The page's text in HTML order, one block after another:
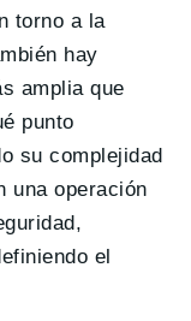
torno a la
hay
amplia que
punto
su complejidad
una operación
el